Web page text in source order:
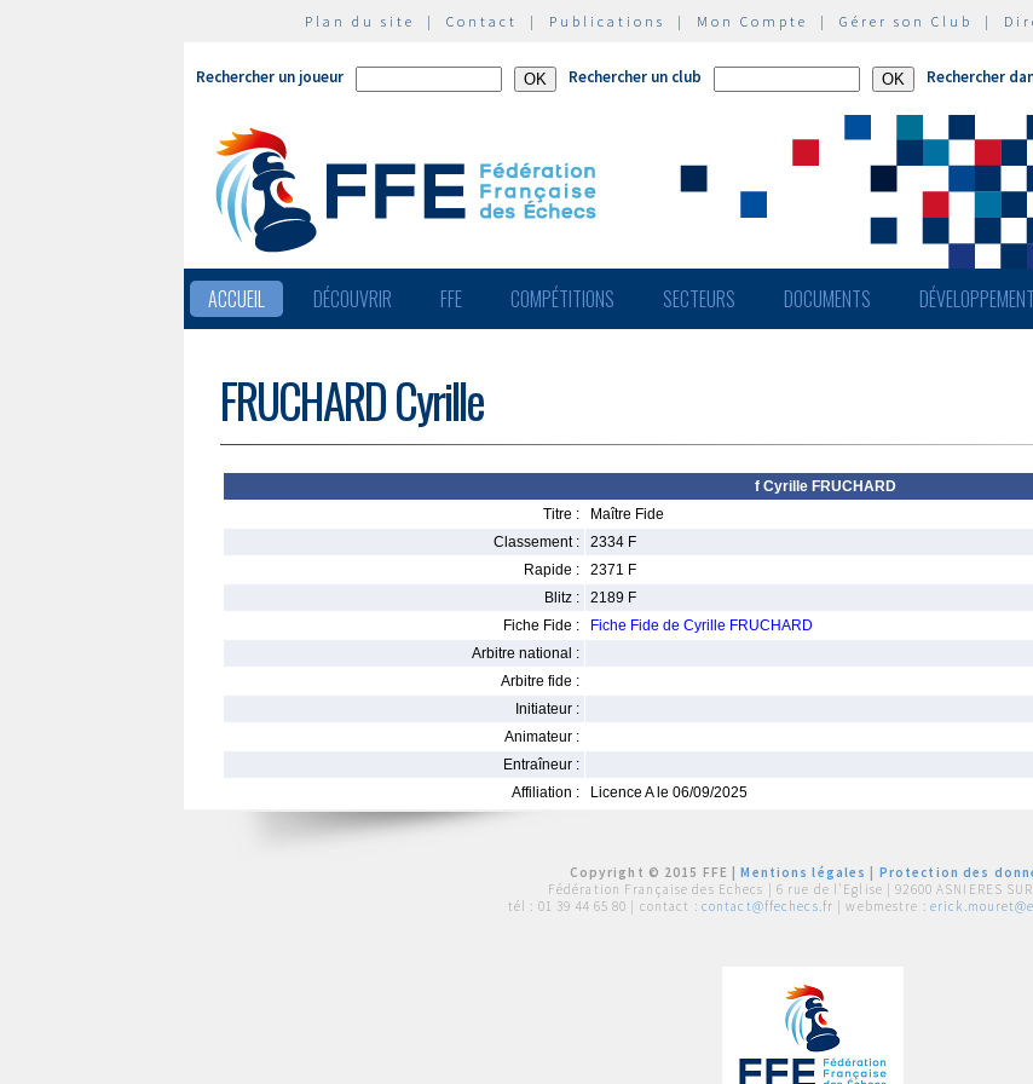
Plan du site | Contact | Publications | Mon Compte | Gérer son Club |
Rechercher un joueur Rechercher un club Rechercher
ACCUEIL DÉCOUVRIR FFE COMPÉTITIONS SECTEURS DOCUMENTS DÉVELOPPEMENT
FRUCHARD Cyrille
f Cyrille FRUCHARD
Titre :
Maître Fide
Classement :
2334 F
Rapide :
2371 F
Blitz :
2189 F
Fiche Fide :
Fiche Fide de Cyrille FRUCHARD
Arbitre national :
Arbitre fide :
Initiateur :
Animateur :
Entraîneur :
Affiliation :
Licence A le 06/09/2025
Copyright © 2015 FFE |Mentions légales
Protection des
Fédération Française des Echecs | 6 rue de l'Eglise | 92600 ASNIERES
tél : 01 39 44 65 80 | contact : contact@ffechecs.fr | webmestre :